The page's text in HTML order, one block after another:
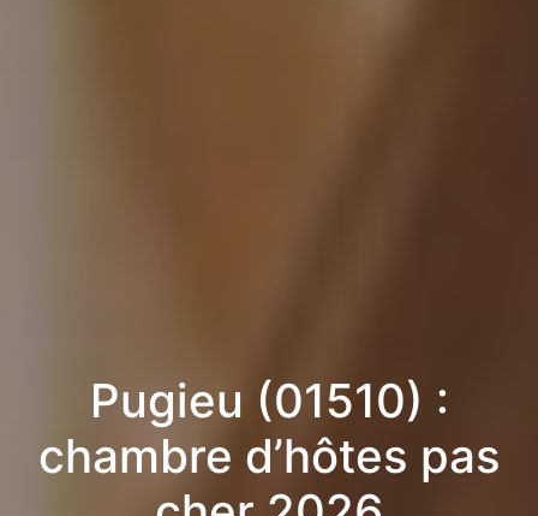
Pugieu (01510) :
chambre d’hôtes pas